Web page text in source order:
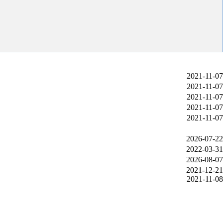
2021-11-07
2021-11-07
2021-11-07
2021-11-07
2021-11-07
2026-07-22
2022-03-31
2026-08-07
2021-12-21
2021-11-08